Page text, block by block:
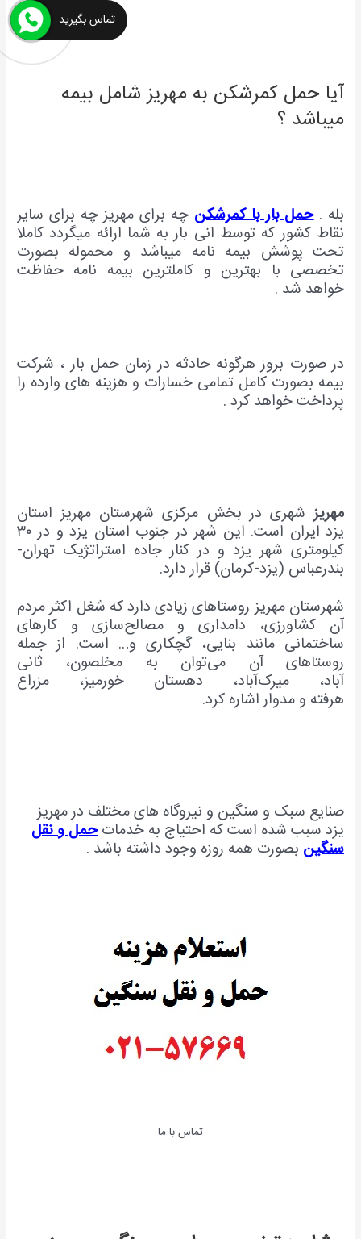
آیا حمل کمرشکن به مهریز شامل بیمه
میباشد ؟
بله .حمل بار با کمرشکن چه برای مهریز چه برای سایر
نقاط کشور که توسط انی بار به شما ارائه میگردد کاملا
تحت پوشش بیمه نامه میباشد و محموله بصورت
تخصصی با بهترین و کاملترین بیمه نامه حفاظت
خواهد شد .
در صورت بروز هرگونه حادثه در زمان حمل بار ، شرکت
بیمه بصورت کامل تمامی خسارات و هزینه های وارده را
پرداخت خواهد کرد .
مهریزشهری در بخش مرکزی شهرستان مهریز استان
یزد ایران است. این شهر در جنوب استان یزد و در ۳۰
کیلومتری شهر یزد و در کنار جاده استراتژیک تهران-
بندرعباس (یزد-کرمان) قرار دارد.
شهرستان مهریز روستاهای زیادی دارد که شغل اکثر مردم
آن کشاورزی، دامداری و مصالح‌سازی و کارهای
ساختمانی مانند بنایی، گچکاری و… است. از جمله
روستاهای آن می‌توان به مخلصون، ثانی
آباد، میرک‌آباد، دهستان خورمیز، مزراع
هرفته و مدوار اشاره کرد.
صنایع سبک و سنگین و نیروگاه های مختلف در مهریز
یزد سبب شده است که احتیاج به خدماتحمل و نقل
سنگین بصورت همه روزه وجود داشته باشد .
تماس با ما
تماس بگیرید